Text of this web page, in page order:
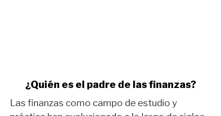
¿Quién
¿Quién es el padre de las finanzas?
Las finanzas como campo de estudio y